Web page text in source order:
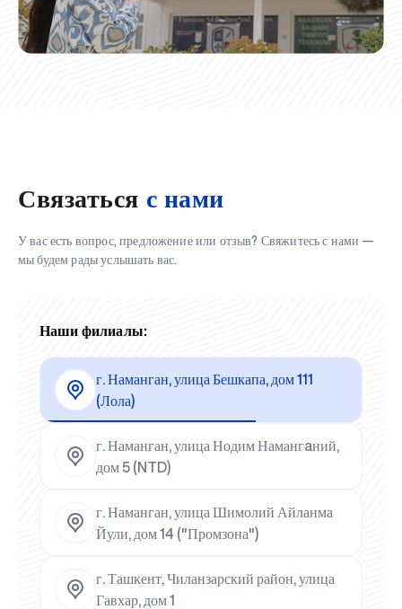
Связаться с нами
У вас есть вопрос, предложение или отзыв? Свяжитесь с нами —
мы будем рады услышать вас.
Наши филиалы:
г. Наманган, улица Бешкапа, дом 111
(Лола)
г. Наманган, улица Нодим Намангaний,
дом 5 (NTD)
г. Наманган, улица Шимолий Айланма
Йули, дом 14 ("Промзона")
г. Ташкент, Чиланзарский район, улица
Гавхар, дом 1